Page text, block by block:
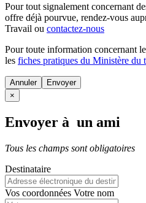
Pour tout signalement concernant
offre déjà pourvue, rendez-vous
Travail ou contactez-nous
Pour toute information concernant le
les fiches pratiques du Ministère du
Annuler
×
Envoyer à un ami
Tous les champs sont obligatoires
Destinataire
Vos coordonnées Votre nom